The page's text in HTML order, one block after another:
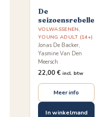
De
seizoensrebellen
VOLWASSENEN,
YOUNG ADULT (14+)
Jonas De Backer,
Yasmine Van Den
Meersch
22,00 € incl. btw
Meer info
In winkelmand